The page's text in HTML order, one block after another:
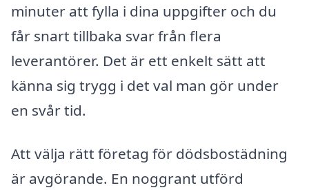
minuter att fylla i dina uppgifter och du
får snart tillbaka svar från flera
leverantörer. Det är ett enkelt sätt att
känna sig trygg i det val man gör under
en svår tid.
Att välja rätt företag för dödsbostädning
är avgörande. En noggrant utförd